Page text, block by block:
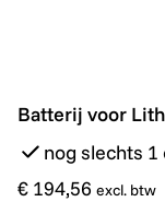
Batterij voor
Batterij voor
nog slechts 1
€ 194,56 excl. btw